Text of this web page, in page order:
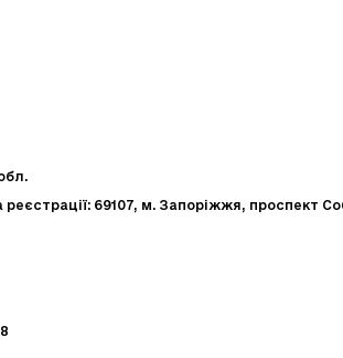
69107, м. Запоріжжя, проспект